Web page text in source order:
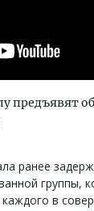
предъявят
ранее
в